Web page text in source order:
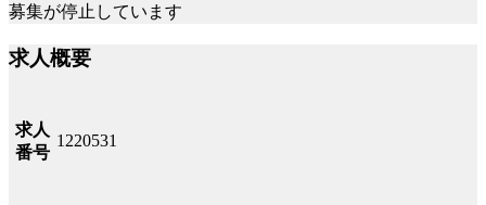
募集が停止しています
求人概要
求人
番号
1220531